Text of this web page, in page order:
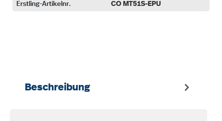
Erstling-Artikelnr. CO MT51S-EPU
Beschreibung